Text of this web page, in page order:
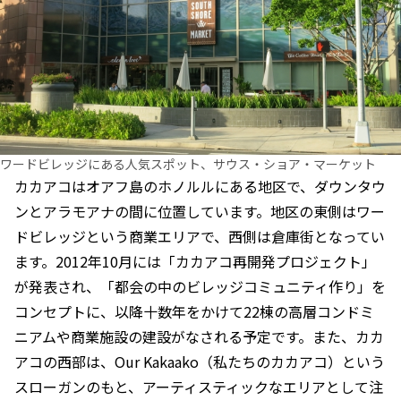
ワードビレッジにある人気スポット、サウス・ショア・マーケット
カカアコはオアフ島のホノルルにある地区で、ダウンタウ
ンとアラモアナの間に位置しています。地区の東側はワー
ドビレッジという商業エリアで、西側は倉庫街となってい
ます。2012年10月には「カカアコ再開発プロジェクト」
が発表され、「都会の中のビレッジコミュニティ作り」を
コンセプトに、以降十数年をかけて22棟の高層コンドミ
ニアムや商業施設の建設がなされる予定です。また、カカ
アコの西部は、Our Kakaako（私たちのカカアコ）という
スローガンのもと、アーティスティックなエリアとして注